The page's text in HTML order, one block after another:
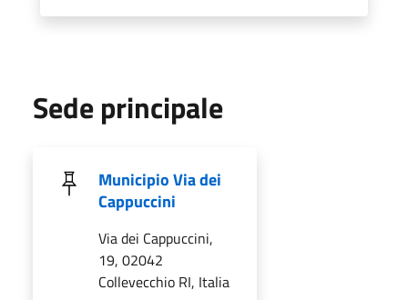
Sede principale
Municipio Via dei
Cappuccini
Via dei Cappuccini,
19, 02042
Collevecchio RI, Italia